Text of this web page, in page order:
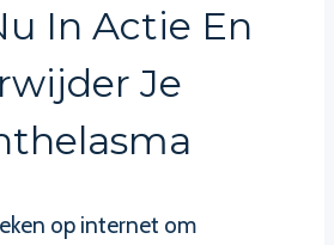
In Actie En
Je
op internet om